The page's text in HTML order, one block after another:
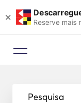
× Reserve mais
Pesquisa